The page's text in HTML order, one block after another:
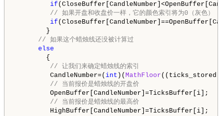
if
// 如果开盘和收盘价一样，它的颜色索引将为0（灰色）
if
}
// 如果这个蜡烛线还没被计算过
else
{
// 让我们来确定蜡烛线的索引
CandleNumber=( int )( MathFloor ((ticks_stored-
// 当前报价是蜡烛线的开盘价
OpenBuffer[CandleNumber]=TicksBuffer[i];
// 当前报价是蜡烛线的最高价
HighBuffer[CandleNumber]=TicksBuffer[i];